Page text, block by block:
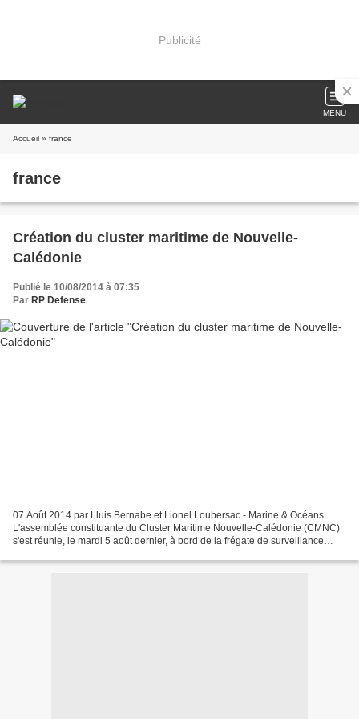
Publicité
MENU
Accueil » france
france
Création du cluster maritime de Nouvelle-
Calédonie
Publié le 10/08/2014 à 07:35
Par RP Defense
07 Août 2014 par Lluis Bernabe et Lionel Loubersac - Marine & Océans
L'assemblée constituante du Cluster Maritime Nouvelle-Calédonie (CMNC)
s'est réunie, le mardi 5 août dernier, à bord de la frégate de surveillance